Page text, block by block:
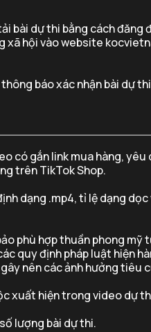
bài dự thi bằng cách đăng
xã hội vào website
báo xác nhận bài dự
có gắn link mua hàng, yêu
trên TikTok Shop.
dạng .mp4, tỉ lệ dạng
phù hợp thuần phong mỹ
quy định pháp luật hiện
nên các ảnh hưởng tiêu
xuất hiện trong video dự
lượng bài dự thi.